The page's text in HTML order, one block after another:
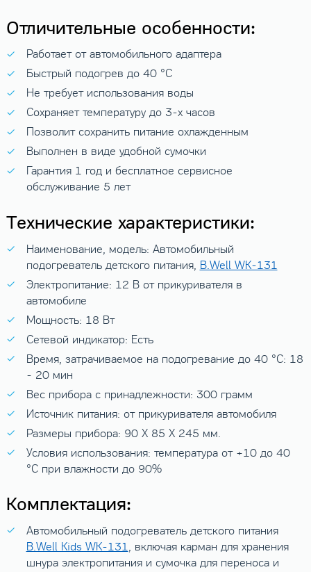
Отличительные особенности:
Работает от автомобильного адаптера
Быстрый подогрев до 40 °С
Не требует использования воды
Сохраняет температуру до 3-х часов
Позволит сохранить питание охлажденным
Выполнен в виде удобной сумочки
Гарантия 1 год и бесплатное сервисное
обслуживание 5 лет
Технические характеристики:
Наименование, модель: Автомобильный
подогреватель детского питания, B.Well WK-131
Электропитание: 12 В от прикуривателя в
автомобиле
Мощность: 18 Вт
Сетевой индикатор: Есть
Время, затрачиваемое на подогревание до 40 °С: 18
- 20 мин
Вес прибора с принадлежности: 300 грамм
Источник питания: от прикуривателя автомобиля
Размеры прибора: 90 X 85 X 245 мм.
Условия использования: температура от +10 до 40
°С при влажности до 90%
Комплектация:
Автомобильный подогреватель детского питания
B.Well Kids WK-131, включая карман для хранения
шнура электропитания и сумочка для переноса и